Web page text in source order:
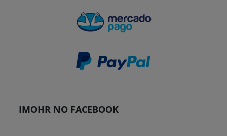
IMOHR NO FACEBOOK